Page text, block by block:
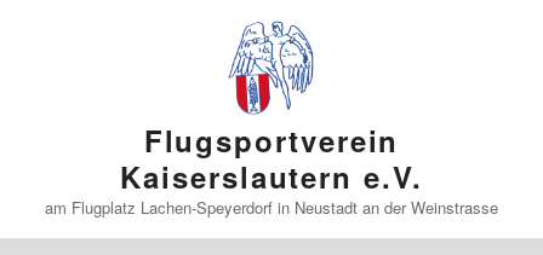
Flugsportverein
Kaiserslautern e.V.
am Flugplatz Lachen-Speyerdorf in Neustadt an der Weinstrasse